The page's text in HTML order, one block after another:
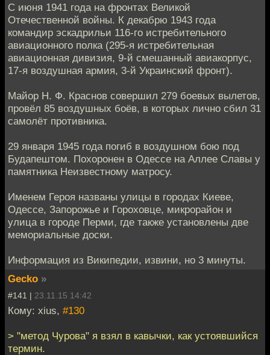
С июня 1941 года на фронтах Великой
Отечественной войны. К декабрю 1943 года
командир эскадрильи 116-го истребительного
авиационного полка (295-я истребительная
авиационная дивизия, 9-й смешанный авиакорпус,
17-я воздушная армия, 3-й Украинский фронт).
Майор Н. Ф. Краснов совершил 279 боевых вылетов,
провёл 85 воздушных боёв, в которых лично сбил 31
самолёт противника.
29 января 1945 года погиб в воздушном бою под
Будапештом. Похоронен в Одессе на Аллее Славы у
памятника Неизвестному матросу.
Именем Героя названы улицы в городах Киеве,
Одессе, Запорожье и Гороховце, микрорайон и
улица в городе Перми, где также установлены две
мемориальные доски.
Информация из Википедии, извини, но 3 минуты.
Gecko »
#141 | 23.11.15 14:42
Кому: xius, #130
> "метод Чурова" я взял в кавычки, как устоявшийся
термин.